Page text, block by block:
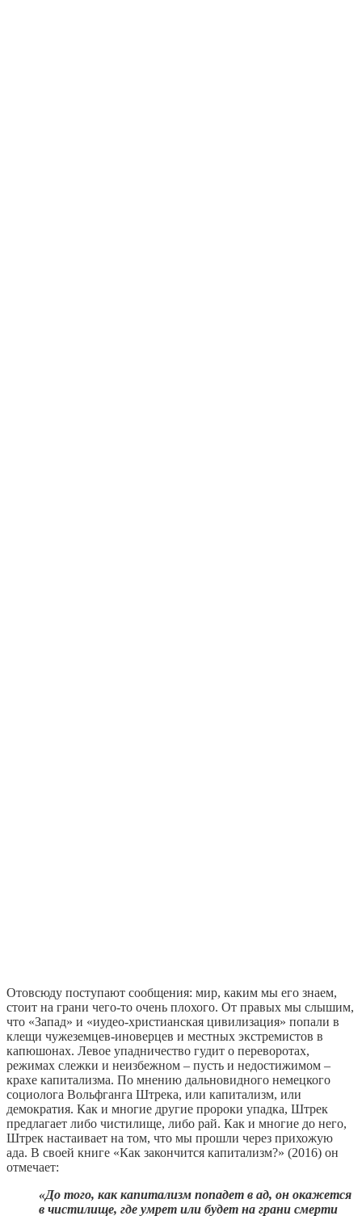
Отовсюду поступают сообщения: мир, каким мы его знаем,
стоит на грани чего-то очень плохого. От правых мы слышим,
что «Запад» и «иудео-христианская цивилизация» попали в
клещи чужеземцев-иноверцев и местных экстремистов в
капюшонах. Левое упадничество гудит о переворотах,
режимах слежки и неизбежном – пусть и недостижимом –
крахе капитализма. По мнению дальновидного немецкого
социолога Вольфганга Штрека, или капитализм, или
демократия. Как и многие другие пророки упадка, Штрек
предлагает либо чистилище, либо рай. Как и многие до него,
Штрек настаивает на том, что мы прошли через прихожую
ада. В своей книге «Как закончится капитализм?» (2016) он
отмечает:
«До того, как капитализм попадет в ад, он окажется
в чистилище, где умрет или будет на грани смерти